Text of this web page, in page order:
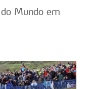
Mundo em